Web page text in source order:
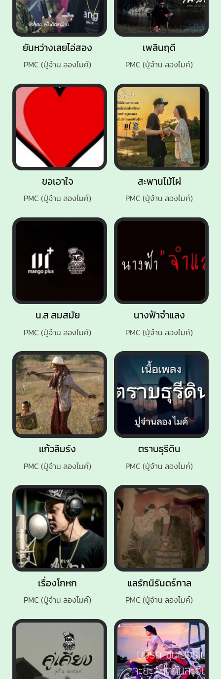
ตราบธุรีดิน
PMC (ปู่จ๋าน ลองไมค์)
แลรักนิรันดร์กาล
PMC (ปู่จ๋าน ลองไมค์)
สะพานไม้ไผ่
PMC (ปู่จ๋าน ลองไมค์)
นางฟ้าจำแลง
PMC (ปู่จ๋าน ลองไมค์)
ยันหว่างเลยไอ่สอง
PMC (ปู่จ๋าน ลองไมค์)
น.ส สมสมัย
PMC (ปู่จ๋าน ลองไมค์)
เรื่องโกหก
PMC (ปู่จ๋าน ลองไมค์)
เพลินฤดี
PMC (ปู่จ๋าน ลองไมค์)
แก้วลืมรัง
PMC (ปู่จ๋าน ลองไมค์)
ขอเอาใจ
PMC (ปู่จ๋าน ลองไมค์)